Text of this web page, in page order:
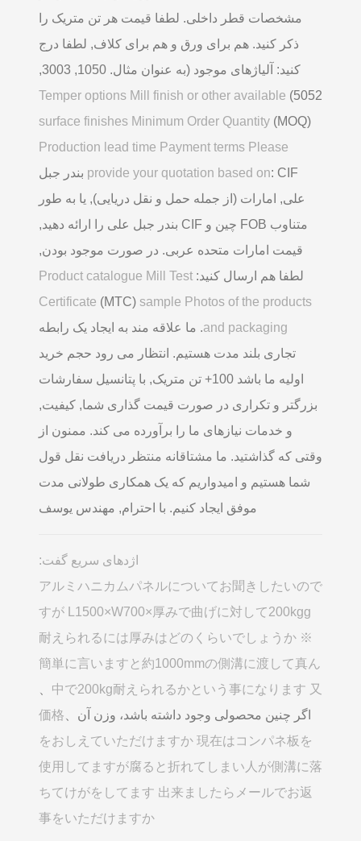
مشخصات قطر داخلی. لطفا قیمت هر تن متریک را
ذکر کنید. هم برای ورق و هم برای کلاف, لطفا درج
کنید: آلیاژهای موجود (به عنوان مثال. 1050, 3003,
5052)
Temper options Mill finish or other available
surface finishes Minimum Order Quantity (MOQ)
Production lead time Payment terms Please
provide your quotation based on : CIF بندر جبل
علی, امارات (از جمله حمل و نقل دریایی), یا به طور
متناوب FOB چین و CIF بندر جبل علی را ارائه دهید,
قیمت امارات متحده عربی. در صورت موجود بودن,
لطفا هم ارسال کنید: Product catalogue Mill Test
Certificate (MTC) sample Photos of the products
and packaging. ما علاقه مند به ایجاد یک رابطه
تجاری بلند مدت هستیم. انتظار می رود حجم خرید
اولیه ما باشد 100+ تن متریک, با پتانسیل سفارشات
بزرگتر و تکراری در صورت قیمت گذاری شما, کیفیت,
و خدمات نیازهای ما را برآورده می کند. ممنون از
وقتی که گذاشتید. ما مشتاقانه منتظر دریافت نقل قول
شما هستیم و امیدواریم که یک همکاری طولانی مدت
موفق ایجاد کنیم. با احترام, مهندس یوسف
اژدهای سریع گفت:
アルミハニカムパネルについてお聞きしたいので
すが L1500×W700×厚みで曲げに対して200kgg
耐えられるには厚みはどのくらいでしょうか ※
簡単に言いますと約1000mmの側溝に渡して真ん
中で200kg耐えられるかという事になります 又
اگر چنین محصولی وجود داشته باشد، وزن آن、 価格
をおしえていただけますか 現在はコンパネ板を
使用してますが腐ると折れてしまい人が側溝に落
ちてけがをしてます 出来ましたらメールでお返
事をいただけますか